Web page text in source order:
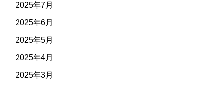
2025年7月
2025年6月
2025年5月
2025年4月
2025年3月